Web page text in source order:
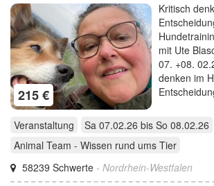
Blaschke-Berthold
215 €
Kritisch
mit Ute
07. +08.
denken im
Veranstaltung Sa 07.02.26 bis So 08.02.26
Animal Team - Wissen rund ums Tier
58239 Schwerte - Nordrhein-Westfalen